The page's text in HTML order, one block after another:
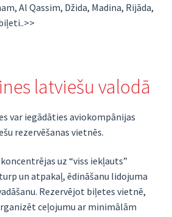
Al Qassim, Džida, Madina, Rijāda,
latviešu valodā
var iegādāties aviokompānijas
rezervēšanas vietnēs.
uz “viss iekļauts”
un atpakaļ, ēdināšanu lidojuma
Rezervējot biļetes vietnē,
ceļojumu ar minimālām